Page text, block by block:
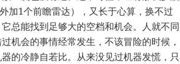
加1个前瞻雷达），又长于心算，换不过
总能找到足够大的空档和机会。人就不同
机会的事情经常发生，不该冒险的时候，
的冷静自若比。从来没见过机器发慌，只